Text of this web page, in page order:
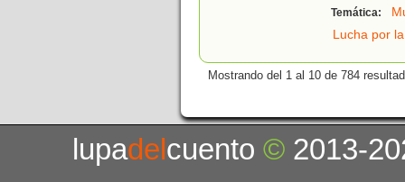
Temática:
Lucha por
Mostrando del 1 al 10 de 784
lupadelcuento© 2013-